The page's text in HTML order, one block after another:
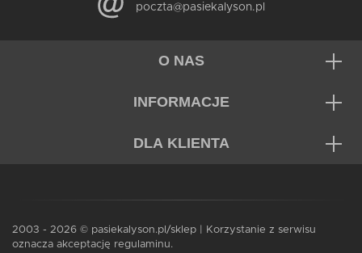
poczta@pasiekalyson.pl
O NAS
INFORMACJE
DLA KLIENTA
2003 - 2026 © pasiekalyson.pl/sklep | Korzystanie z serwisu
oznacza akceptację regulaminu.